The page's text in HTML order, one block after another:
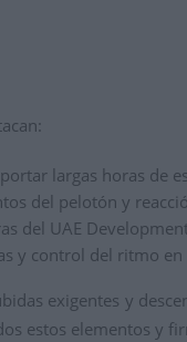
largas horas de
del pelotón y
del UAE
y control del ritmo
exigentes y
estos elementos y